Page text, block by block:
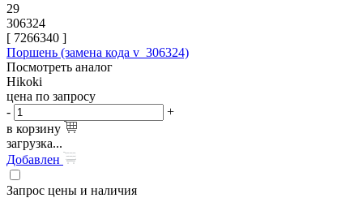
29
306324
[ 7266340 ]
Поршень (замена кода v_306324)
Посмотреть аналог
Hikoki
цена по запросу
-
+
в корзину
загрузка...
Добавлен
Запрос цены и наличия